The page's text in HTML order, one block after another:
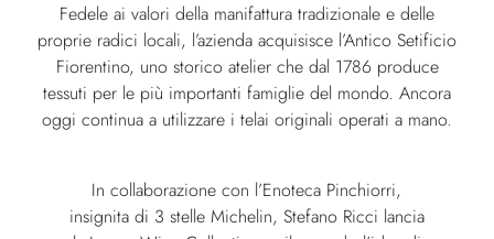
Fedele ai valori della manifattura tradizionale e delle
proprie radici locali, l’azienda acquisisce l’Antico Setificio
Fiorentino, uno storico atelier che dal 1786 produce
tessuti per le più importanti famiglie del mondo. Ancora
oggi continua a utilizzare i telai originali operati a mano.
In collaborazione con l’Enoteca Pinchiorri,
insignita di 3 stelle Michelin, Stefano Ricci lancia